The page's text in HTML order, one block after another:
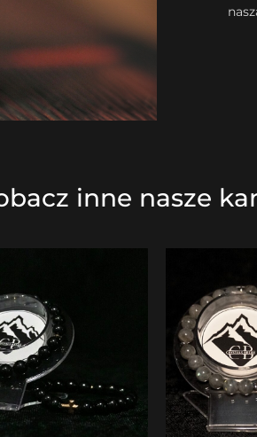
inne nasze